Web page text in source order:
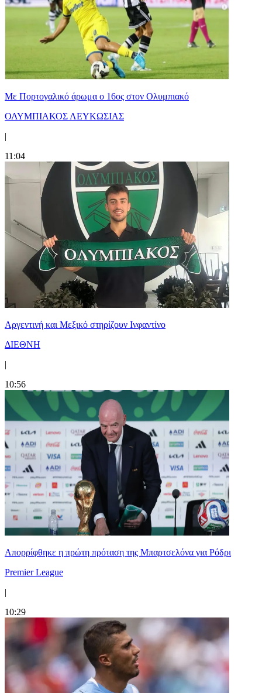
Με Πορτογαλικό άρωμα ο 16ος στον Ολυμπιακό
ΟΛΥΜΠΙΑΚΟΣ ΛΕΥΚΩΣΙΑΣ
|
11:04
Αργεντινή και Μεξικό στηρίζουν Ινφαντίνο
ΔΙΕΘΝΗ
|
10:56
Απορρίφθηκε η πρώτη πρόταση της Μπαρτσελόνα για Ρόδρι
Premier League
|
10:29